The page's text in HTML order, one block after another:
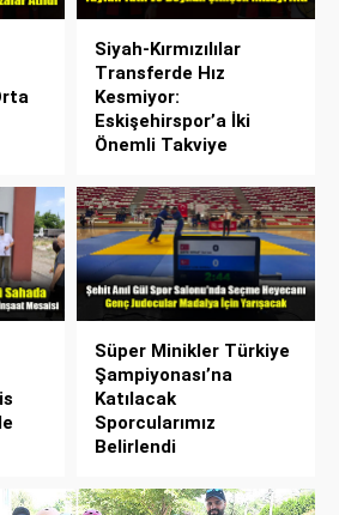
Siyah-Kırmızılılar
Transferde Hız
Kesmiyor:
Eskişehirspor’a İki
Önemli Takviye
Süper Minikler Türkiye
Şampiyonası’na
Katılacak
Sporcularımız
Belirlendi